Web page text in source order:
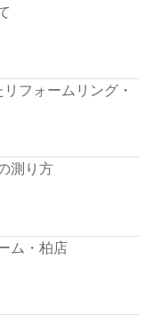
フォームリング・
測り方
ム・柏店